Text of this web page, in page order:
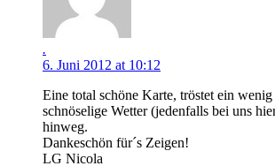
.
6. Juni 2012 at 10:12
Eine total schöne Karte, tröstet ein wenig
schnöselige Wetter (jedenfalls bei uns
hinweg.
Dankeschön für´s Zeigen!
LG Nicola